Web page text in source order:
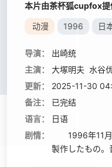
本片由茶杯狐cupfox提
动漫 1996 日
导演：
出崎统
主演：
大塚明夫 水谷
更新：
2025-11-30
备注：
已完结
语言：
日语
剧情：
1996年11月
製作したもの。